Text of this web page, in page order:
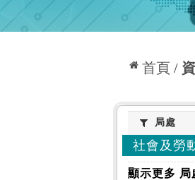
首頁
局處局處
社會及勞
顯示更多 局